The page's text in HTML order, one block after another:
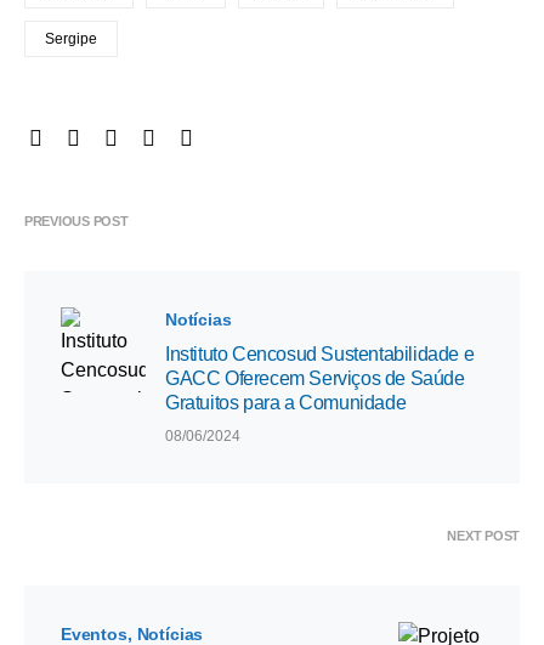
Sergipe
PREVIOUS POST
Notícias
Instituto Cencosud Sustentabilidade e
GACC Oferecem Serviços de Saúde
Gratuitos para a Comunidade
08/06/2024
NEXT POST
Eventos Notícias